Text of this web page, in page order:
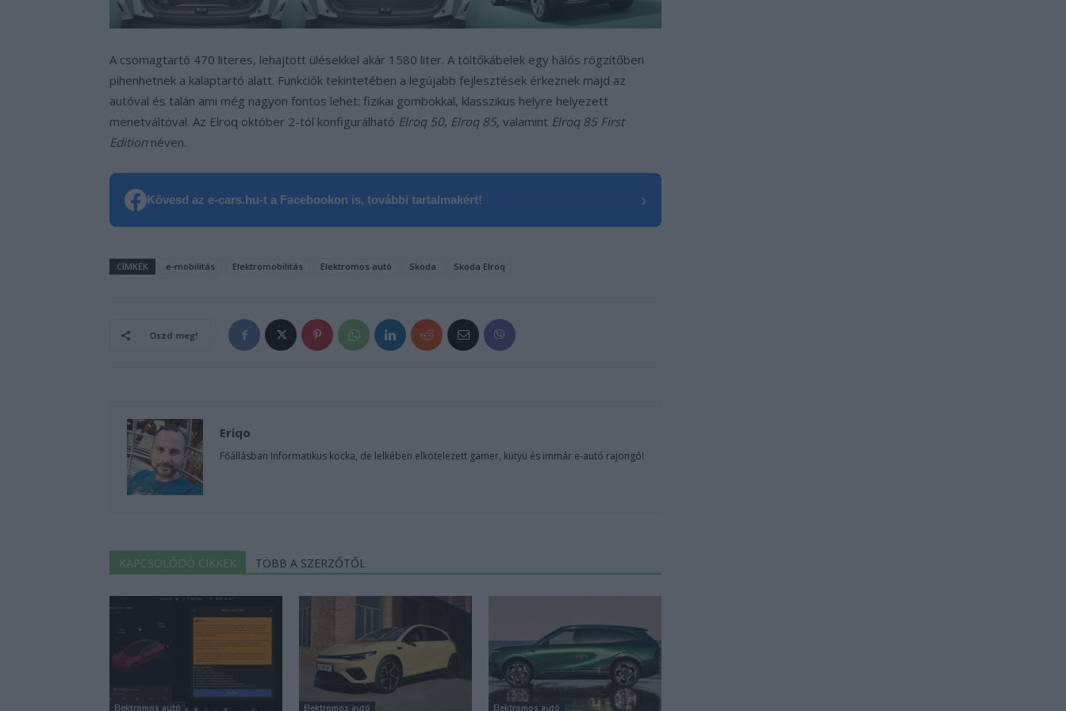
A csomagtartó 470 literes, lehajtott ülésekkel akár 1580 liter. A töltőkábelek egy hálós rögzítőben
pihenhetnek a kalaptartó alatt. Funkciók tekintetében a legújabb fejlesztések érkeznek majd az
autóval és talán ami még nagyon fontos lehet: fizikai gombokkal, klasszikus helyre helyezett
menetváltóval. Az Elroq október 2-tól konfigurálható Elroq 50, Elroq 85, valamint Elroq 85 First
Edition néven.
Kövesd az e-cars.hu-t a Facebookon is, további tartalmakért! ›
CÍMKÉK e-mobilitás Elektromobilitás Elektromos autó Skoda Skoda Elroq
Oszd meg!
Eriqo
Főállásban Informatikus kocka, de lelkében elkötelezett gamer, kütyü és immár e-autó rajongó!
KAPCSOLÓDÓ CIKKEK TÖBB A SZERZŐTŐL
Elektromos autó Elektromos autó Elektromos autó